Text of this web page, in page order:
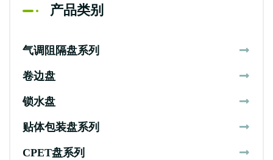
产品类别
气调阻隔盘系列
卷边盘
锁水盘
贴体包装盘系列
CPET盘系列